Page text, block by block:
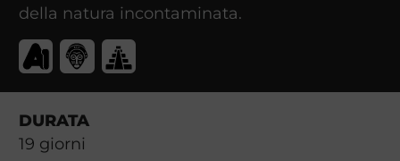
della natura incontaminata.
DURATA
19 giorni